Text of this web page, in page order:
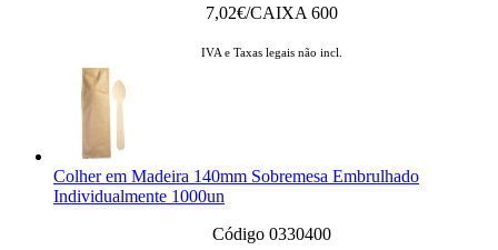
7,02€/CAIXA 600
IVA e Taxas legais não incl.
Colher em Madeira 140mm Sobremesa Embrulhado
Individualmente 1000un
Código 0330400